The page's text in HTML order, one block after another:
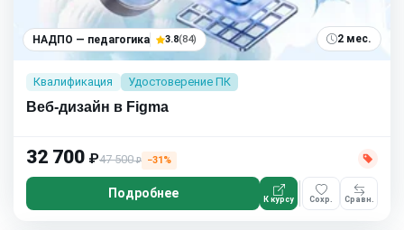
НАДПО — педагогика 3.8(84) 2 мес.
Квалификация Удостоверение ПК
Веб-дизайн в Figma
32 700 ₽47 500₽ −31%
Подробнее К курсу Сохр. Сравн.